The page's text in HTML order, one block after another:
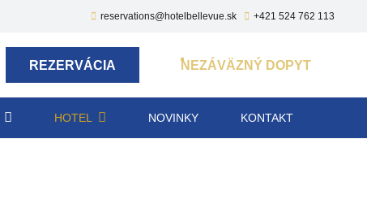
reservations@hotelbellevue.sk +421 524 762 113
REZERVÁCIA NEZÁVÄZNÝ DOPYT
HOTEL NOVINKY KONTAKT